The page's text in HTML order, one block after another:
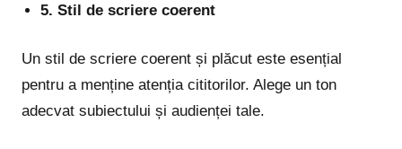
5. Stil de scriere coerent
Un stil de scriere coerent și plăcut este esențial
pentru a menține atenția cititorilor. Alege un ton
adecvat subiectului și audienței tale.